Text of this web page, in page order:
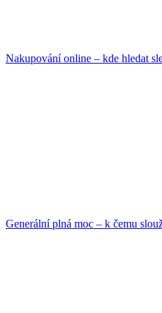
Nakupování online – kde hledat
Generální plná moc – k čemu